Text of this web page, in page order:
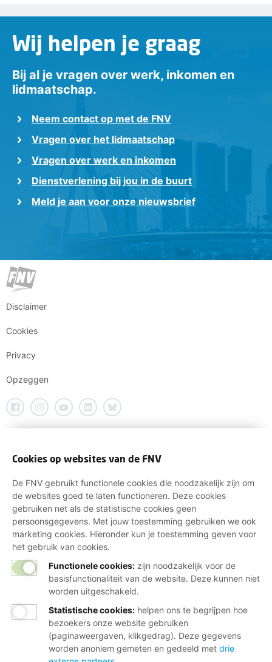
Wij helpen je graag
Bij al je vragen over werk, inkomen en
lidmaatschap.
Neem contact op met de FNV
Vragen over het lidmaatschap
Vragen over werk en inkomen
Dienstverlening bij jou in de buurt
Meld je aan voor onze nieuwsbrief
Disclaimer
Cookies
Privacy
Opzeggen
Cookies op websites van de FNV
De FNV gebruikt functionele cookies die noodzakelijk zijn om
de websites goed te laten functioneren. Deze cookies
gebruiken net als de statistische cookies geen
persoonsgegevens. Met jouw toestemming gebruiken we ook
marketing cookies. Hieronder kun je toestemming geven voor
het gebruik van cookies.
Functionele cookies: zijn noodzakelijk voor de
basisfunctionaliteit van de website. Deze kunnen niet
worden uitgeschakeld.
Statistische cookies: helpen ons te begrijpen hoe
bezoekers onze website gebruiken
(paginaweergaven, klikgedrag). Deze gegevens
worden anoniem gemeten en gedeeld met drie